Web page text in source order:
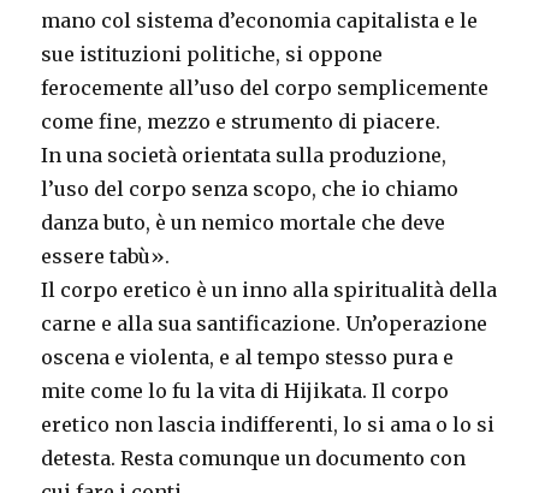
mano col sistema d’economia capitalista e le
sue istituzioni politiche, si oppone
ferocemente all’uso del corpo semplicemente
come fine, mezzo e strumento di piacere.
In una società orientata sulla produzione,
l’uso del corpo senza scopo, che io chiamo
danza buto, è un nemico mortale che deve
essere tabù».
Il corpo eretico è un inno alla spiritualità della
carne e alla sua santificazione. Un’operazione
oscena e violenta, e al tempo stesso pura e
mite come lo fu la vita di Hijikata. Il corpo
eretico non lascia indifferenti, lo si ama o lo si
detesta. Resta comunque un documento con